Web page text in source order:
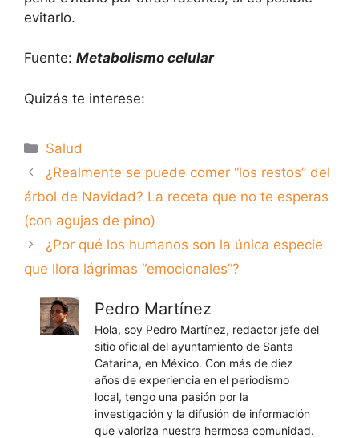
evitarlo.
Fuente: Metabolismo celular
Quizás te interese:
Categorías
Salud
¿Realmente se puede comer “los restos” del
árbol de Navidad? La receta que no te esperas
(con agujas de pino)
¿Por qué los humanos son la única especie
que llora lágrimas “emocionales”?
Pedro Martínez
Hola, soy Pedro Martínez, redactor jefe del
sitio oficial del ayuntamiento de Santa
Catarina, en México. Con más de diez
años de experiencia en el periodismo
local, tengo una pasión por la
investigación y la difusión de información
que valoriza nuestra hermosa comunidad.